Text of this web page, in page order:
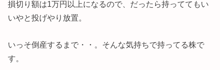
損切り額は1万円以上になるので、だったら持っててもい
いやと投げやり放置。
いっそ倒産するまで・・。そんな気持ちで持ってる株で
す。